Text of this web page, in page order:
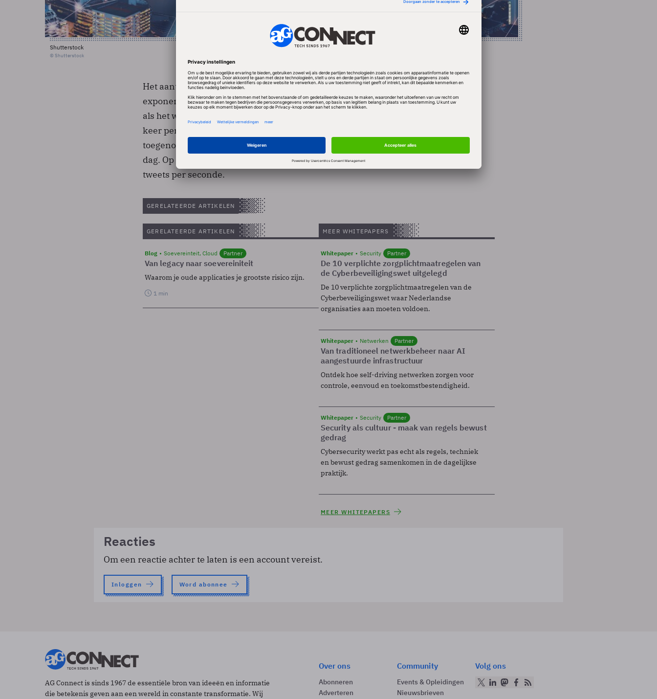
Shutterstock
© Shutterstock
Het aantal tweets per dag, uitgezet in een grafiek, ziet eruit als een
exponentiële curve. Populair gezegd: het aantal twitterberichten explodeert
als het ware. Volgens het Twitter Analytics Team werd er in 2007 zo’n 5000
keer per dag een twitterbericht verstuurd. Een jaar later was dat al
toegenomen tot 300.000 stuks per dag, vorig jaar waren het er 2,5 miljoen per
dag. Op dit moment staat de teller al bijna op 50 miljoen per dag. Dat zijn 600
tweets per seconde.
GERELATEERDE ARTIKELEN
GERELATEERDE ARTIKELEN
Blog Soevereinteit, Cloud Partner
Van legacy naar soevereiniteit
Waarom je oude applicaties je grootste risico zijn.
1 min
MEER WHITEPAPERS
Whitepaper Security Partner
De 10 verplichte zorgplichtmaatregelen van
de Cyberbeveiligingswet uitgelegd
De 10 verplichte zorgplichtmaatregelen van de
Cyberbeveiligingswet waar Nederlandse
organisaties aan moeten voldoen.
Whitepaper Netwerken Partner
Van traditioneel netwerkbeheer naar AI
aangestuurde infrastructuur
Ontdek hoe self-driving netwerken zorgen voor
controle, eenvoud en toekomstbestendigheid.
Whitepaper Security Partner
Security als cultuur - maak van regels bewust
gedrag
Cybersecurity werkt pas echt als regels, techniek
en bewust gedrag samenkomen in de dagelijkse
praktijk.
MEER WHITEPAPERS
Reacties
Om een reactie achter te laten is een account vereist.
Inloggen Word abonnee
AG Connect is sinds 1967 de essentiële bron van ideeën en informatie
die betekenis geven aan een wereld in constante transformatie. Wij
Over ons
Abonneren
Adverteren
Community
Events & Opleidingen
Nieuwsbrieven
Volg ons